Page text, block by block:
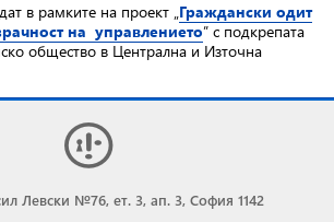
в рамките на проект „Граждански одит
на управлението” с подкрепата
общество в Централна и Източна
Левски №76, ет. 3, ап. 3, София 1142